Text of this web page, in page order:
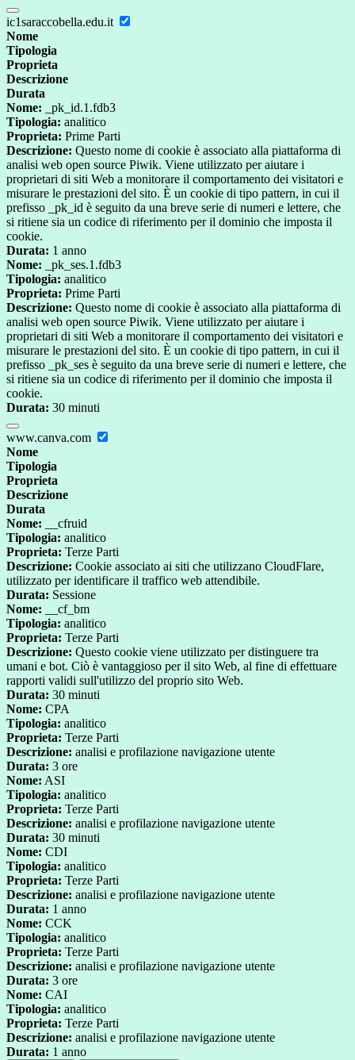
ic1saraccobella.edu.it
Nome
Tipologia
Proprieta
Descrizione
Durata
Nome: _pk_id.1.fdb3
Tipologia: analitico
Proprieta: Prime Parti
Descrizione: Questo nome di cookie è associato alla piattaforma di
analisi web open source Piwik. Viene utilizzato per aiutare i
proprietari di siti Web a monitorare il comportamento dei visitatori e
misurare le prestazioni del sito. È un cookie di tipo pattern, in cui il
prefisso _pk_id è seguito da una breve serie di numeri e lettere, che
si ritiene sia un codice di riferimento per il dominio che imposta il
cookie.
Durata: 1 anno
Nome: _pk_ses.1.fdb3
Tipologia: analitico
Proprieta: Prime Parti
Descrizione: Questo nome di cookie è associato alla piattaforma di
analisi web open source Piwik. Viene utilizzato per aiutare i
proprietari di siti Web a monitorare il comportamento dei visitatori e
misurare le prestazioni del sito. È un cookie di tipo pattern, in cui il
prefisso _pk_ses è seguito da una breve serie di numeri e lettere, che
si ritiene sia un codice di riferimento per il dominio che imposta il
cookie.
Durata: 30 minuti
www.canva.com
Nome
Tipologia
Proprieta
Descrizione
Durata
Nome: __cfruid
Tipologia: analitico
Proprieta: Terze Parti
Descrizione: Cookie associato ai siti che utilizzano CloudFlare,
utilizzato per identificare il traffico web attendibile.
Durata: Sessione
Nome: __cf_bm
Tipologia: analitico
Proprieta: Terze Parti
Descrizione: Questo cookie viene utilizzato per distinguere tra
umani e bot. Ciò è vantaggioso per il sito Web, al fine di effettuare
rapporti validi sull'utilizzo del proprio sito Web.
Durata: 30 minuti
Nome: CPA
Tipologia: analitico
Proprieta: Terze Parti
Descrizione: analisi e profilazione navigazione utente
Durata: 3 ore
Nome: ASI
Tipologia: analitico
Proprieta: Terze Parti
Descrizione: analisi e profilazione navigazione utente
Durata: 30 minuti
Nome: CDI
Tipologia: analitico
Proprieta: Terze Parti
Descrizione: analisi e profilazione navigazione utente
Durata: 1 anno
Nome: CCK
Tipologia: analitico
Proprieta: Terze Parti
Descrizione: analisi e profilazione navigazione utente
Durata: 3 ore
Nome: CAI
Tipologia: analitico
Proprieta: Terze Parti
Descrizione: analisi e profilazione navigazione utente
Durata: 1 anno